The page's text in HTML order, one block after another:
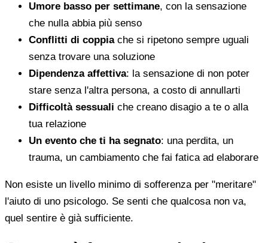
Umore basso per settimane, con la sensazione
che nulla abbia più senso
Conflitti di coppiache si ripetono sempre uguali
senza trovare una soluzione
Dipendenza affettiva: la sensazione di non poter
stare senza l'altra persona, a costo di annullarti
Difficoltà sessuali che creano disagio a te o alla
tua relazione
Un evento che ti ha segnato: una perdita, un
trauma, un cambiamento che fai fatica ad elaborare
Non esiste un livello minimo di sofferenza per "meritare"
l'aiuto di uno psicologo. Se senti che qualcosa non va,
quel sentire è già sufficiente.